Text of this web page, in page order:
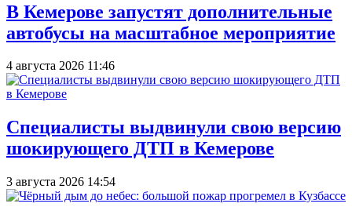
В Кемерове запустят дополнительные
автобусы на масштабное мероприятие
4 августа 2026 11:46
Специалисты выдвинули свою версию
шокирующего ДТП в Кемерове
3 августа 2026 14:54